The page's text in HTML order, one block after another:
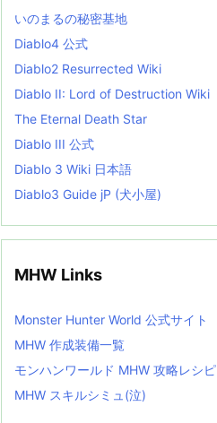
i
s
t
いのまるの秘密基地
Diablo4 公式
Diablo2 Resurrected Wiki
Diablo II: Lord of Destruction Wiki
The Eternal Death Star
Diablo III 公式
Diablo 3 Wiki 日本語
Diablo3 Guide jP (犬小屋)
MHW Links
Monster Hunter World 公式サイト
MHW 作成装備一覧
モンハンワールド MHW 攻略レシピ
MHW スキルシミュ(泣)